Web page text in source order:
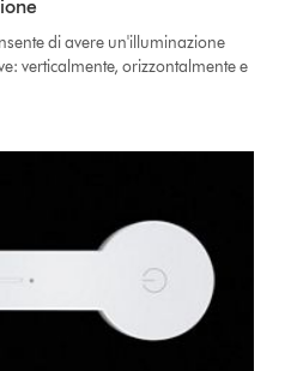
di avere un'illuminazione
verticalmente, orizzontalmente e